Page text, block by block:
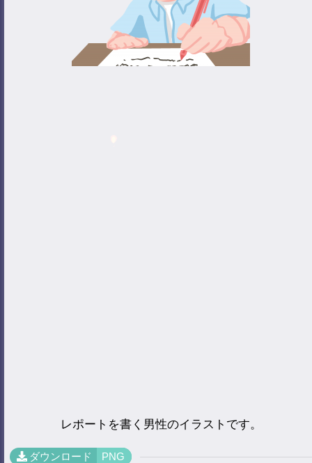
レポートを書く男性のイラストです。
ダウンロード PNG